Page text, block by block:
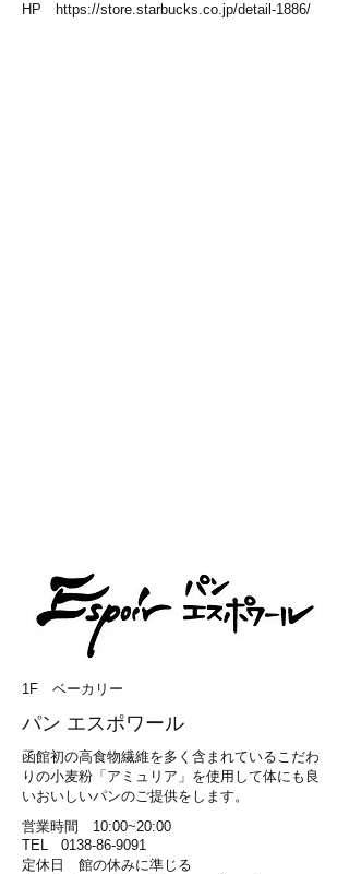
HP
https://store.starbucks.co.jp/detail-1886/
1F ベーカリー
パン エスポワール
​函館初の高食物繊維を多く含まれているこだわ
りの小麦粉「アミュリア」を使用して体にも良
いおいしいパンのご提供をします。
営業時間 10:00~20:00
TEL 0138-86-9091
定休日 館の休みに準じる